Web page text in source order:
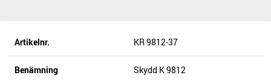
Artikelnr. KR 9812-37
Benämning Skydd K 9812